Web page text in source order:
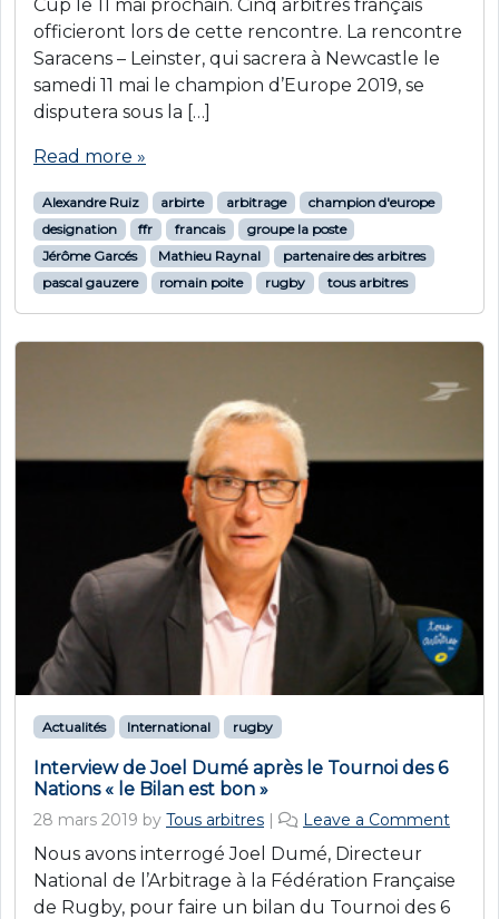
Cup le 11 mai prochain. Cinq arbitres français
officieront lors de cette rencontre. La rencontre
Saracens – Leinster, qui sacrera à Newcastle le
samedi 11 mai le champion d’Europe 2019, se
disputera sous la […]
Read more »
Alexandre Ruiz arbirte arbitrage
champion d'europe
designation
ffr francais
groupe la poste
Jérôme Garcés
Mathieu Raynal
partenaire des arbitres
pascal gauzere
romain poite rugby tous arbitres
Actualités International rugby
Interview de Joel Dumé après le Tournoi des 6
Nations « le Bilan est bon »
28 mars 2019 by Tous arbitres | Leave a Comment
Nous avons interrogé Joel Dumé, Directeur
National de l’Arbitrage à la Fédération Française
de Rugby, pour faire un bilan du Tournoi des 6